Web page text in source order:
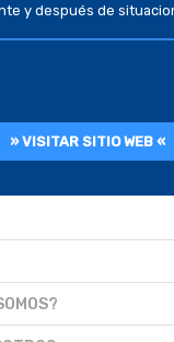
y después de
» VISITAR SITIO WEB «